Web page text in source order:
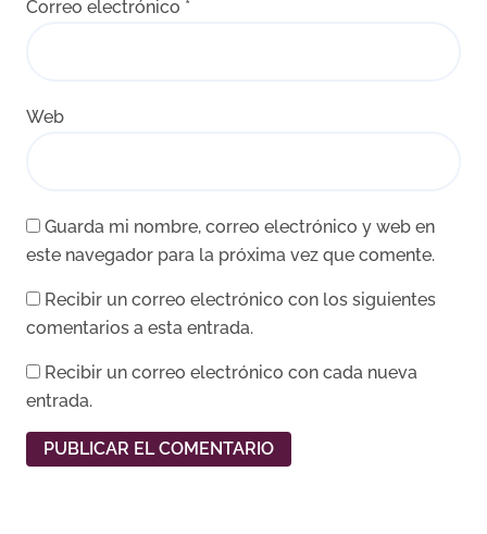
Correo electrónico *
Web
Guarda mi nombre, correo electrónico y web en
este navegador para la próxima vez que comente.
Recibir un correo electrónico con los siguientes
comentarios a esta entrada.
Recibir un correo electrónico con cada nueva
entrada.